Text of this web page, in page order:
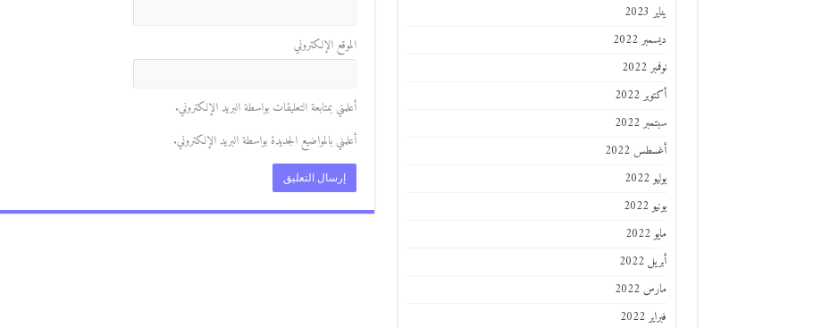
الموقع الإلكتروني
أعلمني بمتابعة التعليقات بواسطة البريد الإلكتروني.
أعلمني بالمواضيع الجديدة بواسطة البريد الإلكتروني.
يناير 2023
ديسمبر 2022
نوفمبر 2022
أكتوبر 2022
سبتمبر 2022
أغسطس 2022
يوليو 2022
يونيو 2022
مايو 2022
أبريل 2022
مارس 2022
فبراير 2022